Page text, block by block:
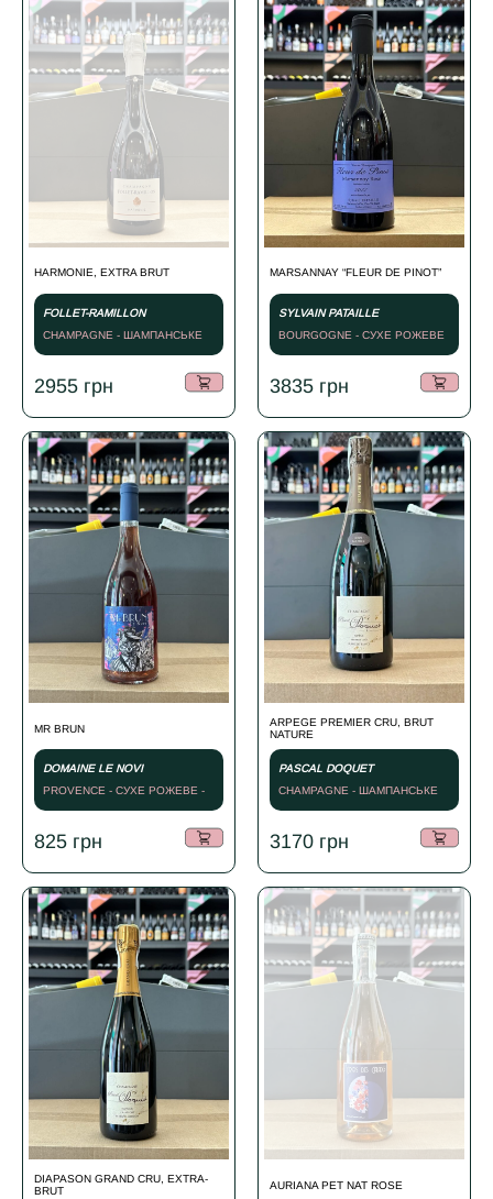
HARMONIE, EXTRA BRUT
FOLLET-RAMILLON
CHAMPAGNE - ШАМПАНСЬКЕ
БІЛЕ - 2015
2955 грн
MARSANNAY “FLEUR DE PINOT”
SYLVAIN PATAILLE
BOURGOGNE - СУХЕ РОЖЕВЕ
- 2022
3835 грн
MR BRUN
DOMAINE LE NOVI
PROVENCE - СУХЕ РОЖЕВЕ -
2023
825 грн
ARPEGE PREMIER CRU, BRUT
NATURE
PASCAL DOQUET
CHAMPAGNE - ШАМПАНСЬКЕ
БІЛЕ - NV
3170 грн
DIAPASON GRAND CRU, EXTRA-
BRUT
AURIANA PET NAT ROSE